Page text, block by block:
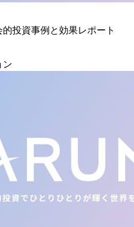
投資事例と効果レポート
ン